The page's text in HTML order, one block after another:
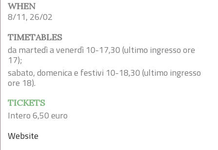
WHEN
8/11, 26/02
TIMETABLES
da martedì a venerdì 10-17,30 (ultimo ingresso ore
17);
sabato, domenica e festivi 10-18,30 (ultimo ingresso
ore 18).
TICKETS
Intero 6,50 euro
Website